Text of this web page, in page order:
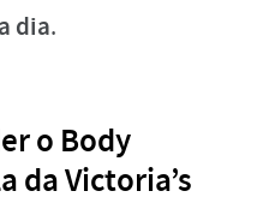
dia.
o Body
da Victoria’s